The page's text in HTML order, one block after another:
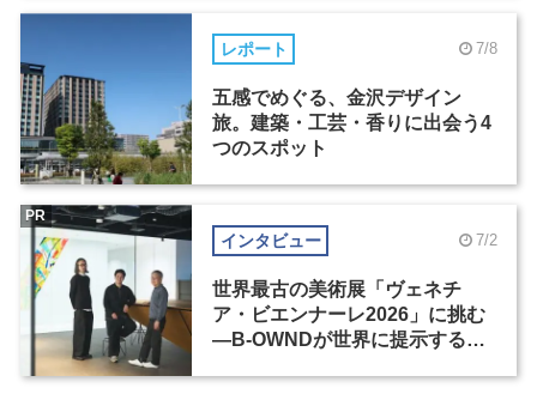
レポート 7/8
五感でめぐる、金沢デザイン
旅。建築・工芸・香りに出会う4
つのスポット
インタビュー 7/2
世界最古の美術展「ヴェネチ
ア・ビエンナーレ2026」に挑む
―B-OWNDが世界に提示する美
PR